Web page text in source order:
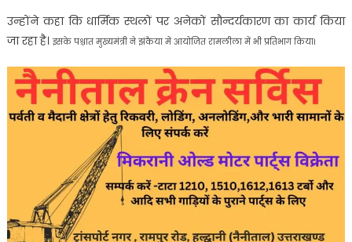
उन्होंने कहा कि धार्मिक स्थलों पर अनेकों सौन्दर्यकारण का कार्य किया
जा रहा है।इसके पश्चात मुख्यमंत्री ने झंकैया में आयोजित रामलीला में भी प्रतिभाग किया।